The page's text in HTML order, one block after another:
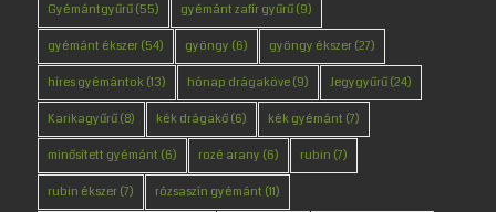
Gyémántgyűrű(55) gyémánt zafír gyűrű(9)
gyémánt ékszer(54) gyöngy (6) gyöngy ékszer(27)
híres gyémántok(13) hónap drágaköve(9) Jegygyűrű(24)
Karikagyűrű(8) kék drágakő(6) kék gyémánt (7)
minősített gyémánt (6) rozé arany (6) rubin (7)
rubin ékszer(7) rózsaszín gyémánt (11)